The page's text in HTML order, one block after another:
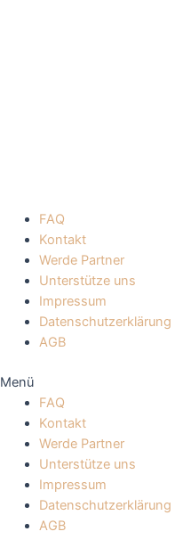
FAQ
Kontakt
Werde Partner
Unterstütze uns
Impressum
Datenschutzerklärung
AGB
Menü
FAQ
Kontakt
Werde Partner
Unterstütze uns
Impressum
Datenschutzerklärung
AGB